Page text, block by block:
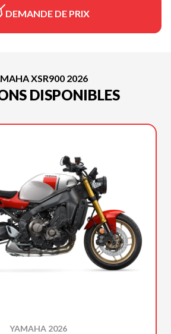
DEMANDE DE PRIX
XSR900 2026
DISPONIBLES
YAMAHA 2026